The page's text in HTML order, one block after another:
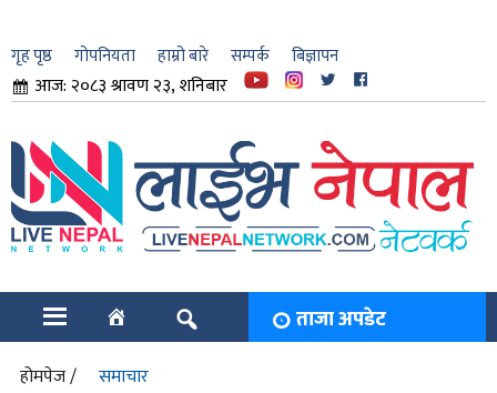
गृह पृष्ठ गोपनियता हाम्रो बारे सम्पर्क बिज्ञापन
आज: २०८३ श्रावण २३, शनिबार
ताजा अपडेट
होमपेज / समाचार